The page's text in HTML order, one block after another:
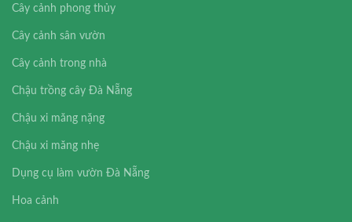
Cây cảnh phong thủy
Cây cảnh sân vườn
Cây cảnh trong nhà
Chậu trồng cây Đà Nẵng
Chậu xi măng nặng
Chậu xi măng nhẹ
Dụng cụ làm vườn Đà Nẵng
Hoa cảnh